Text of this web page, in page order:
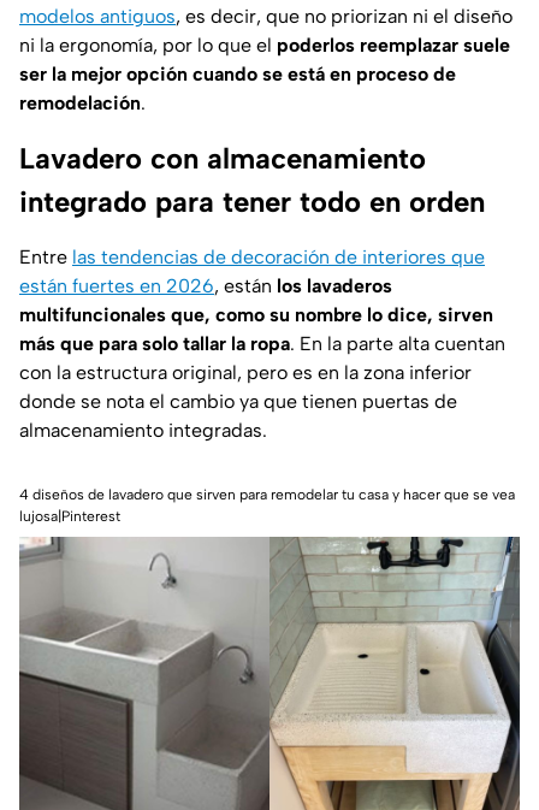
modelos antiguos, es decir, que no priorizan ni el diseño
ni la ergonomía, por lo que el poderlos reemplazar suele
ser la mejor opción cuando se está en proceso de
remodelación.
Lavadero con almacenamiento
integrado para tener todo en orden
Entre las tendencias de decoración de interiores que
están fuertes en 2026, están los lavaderos
multifuncionales que, como su nombre lo dice, sirven
más que para solo tallar la ropa. En la parte alta cuentan
con la estructura original, pero es en la zona inferior
donde se nota el cambio ya que tienen puertas de
almacenamiento integradas.
4 diseños de lavadero que sirven para remodelar tu casa y hacer que se vea
lujosa|Pinterest